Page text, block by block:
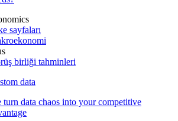
sayfaları
birliği tahminleri
data
turn data chaos into your competitive